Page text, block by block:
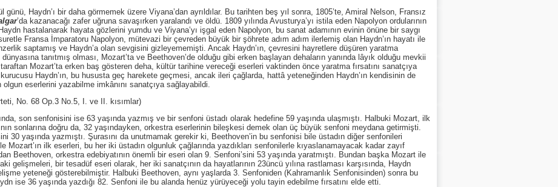
Haydn’ı bir daha görmemek üzere Viyana’dan ayrıldılar. Bu tarihten beş yıl sonra, 1805’te, Amiral Nelson, Fransız
’da kazanacağı zafer uğruna savaşırken yaralandı ve öldü. 1809 yılında Avusturya’yı istila eden Napolyon ordularının
hastalanarak hayata gözlerini yumdu ve Viyana’yı işgal eden Napolyon, bu sanat adamının evinin önüne bir saygı
Fransa İmparatoru Napolyon, mütevazi bir çevreden büyük bir şöhrete adım adım ilerlemiş olan Haydn’ın hayatı ile
saptamış ve Haydn’a olan sevgisini gizleyememişti. Ancak Haydn’ın, çevresini hayretlere düşüren yaratma
tanıtmış olması, Mozart’ta ve Beethoven’de olduğu gibi erken başlayan dehaların yanında lâyık olduğu mevkii
Mozart’ta erken baş gösteren deha, kültür tarihine vereceği eserleri vaktinden önce yaratma fırsatını sanatçıya
Haydn’ın, bu hususta geç harekete geçmesi, ancak ileri çağlarda, hattâ yeteneğinden Haydn’ın kendisinin de
olgun eserlerini yazabilme imkânını sanatçıya sağlayabildi.
68 Op.3 No.5, I. ve II. kısımlar)
senfonisini ise 63 yaşında yazmış ve bir senfoni üstadı olarak hedefine 59 yaşında ulaşmıştı. Halbuki Mozart, ilk
sonlarına doğru da, 32 yaşındayken, orkestra eserlerinin bileşkesi demek olan üç büyük senfoni meydana getirmişti.
30 yaşında yazmıştı. Şurasını da unutmamak gerekir ki, Beethoven’in bu senfonisi bile üstadın diğer senfonileri
Mozart’ın ilk eserleri, bu her iki üstadın olgunluk çağlarında yazdıkları senfonilerle kıyaslanamayacak kadar zayıf
Beethoven, orkestra edebiyatının önemli bir eseri olan 9. Senfoni’sini 53 yaşında yaratmıştı. Bundan başka Mozart ile
gelişmeleri, bir tesadüf eseri olarak, her iki sanatçının da hayatlarının 23üncü yılına rastlaması karşısında, Haydn
yeteneği gösterebilmiştir. Halbuki Beethoven, aynı yaşlarda 3. Senfoniden (Kahramanlık Senfonisinden) sonra bu
ise 36 yaşında yazdığı 82. Senfoni ile bu alanda henüz yürüyeceği yolu tayin edebilme fırsatını elde etti.